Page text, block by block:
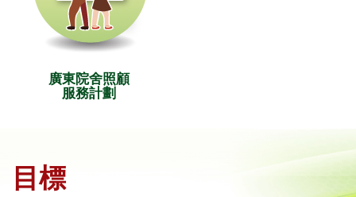
廣東院舍照顧
服務計劃
目標